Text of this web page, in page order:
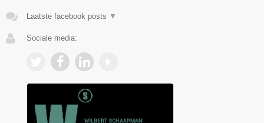
Laatste facebook posts ▼
Sociale media: